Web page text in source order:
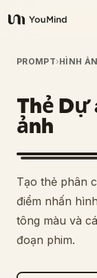
YouMind
Tổng quan
Các trường
Kỹ năng
Lời nhắc
Giá cả
PROMPT›HÌNH
Thẻ Dự
ảnh
Tạo thẻ phân
điểm nhấn
tông màu và
đoạn phim.